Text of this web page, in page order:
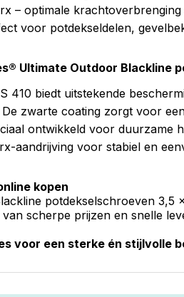
– optimale
voor potdekseldelen,
Ultimate Outdoor Blackline
410 biedt uitstekende
De zwarte coating zorgt voor
ontwikkeld voor duurzame
aandrijving voor stabiel en
kopen
potdekselschroeven
scherpe prijzen en snelle
voor een sterke én stijlvolle